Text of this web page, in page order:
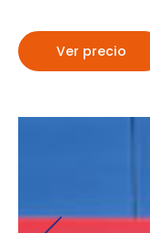
Ver precio